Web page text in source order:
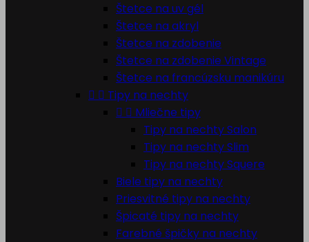
Štetce na uv gél
Štetce na akryl
Štetce na zdobenie
Štetce na zdobenie Vintage
Štetce na francúzsku manikúru
  Tipy na nechty
  Mliečne tipy
Tipy na nechty Salon
Tipy na nechty Slim
Tipy na nechty Squere
Biele tipy na nechty
Priesvitné tipy na nechty
Špicaté tipy na nechty
Farebné špičky na nechty